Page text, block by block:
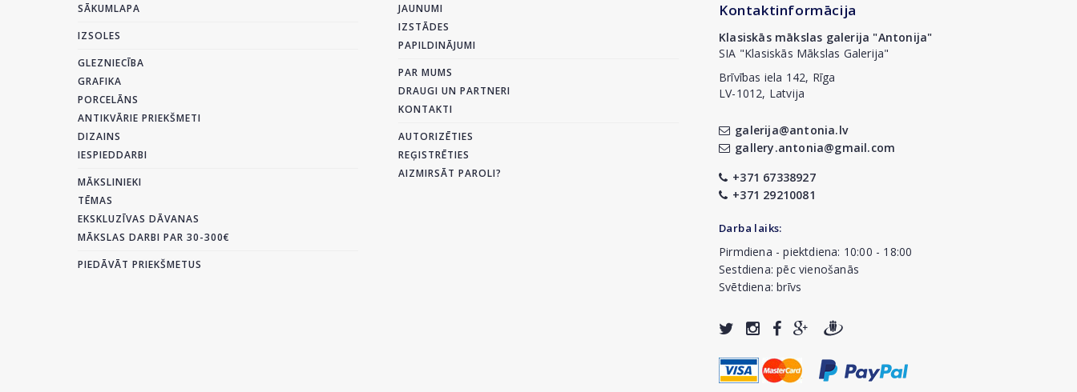
SĀKUMLAPA
IZSOLES
GLEZNIECĪBA
GRAFIKA
PORCELĀNS
ANTIKVĀRIE PRIEKŠMETI
DIZAINS
IESPIEDDARBI
MĀKSLINIEKI
TĒMAS
EKSKLUZĪVAS DĀVANAS
MĀKSLAS DARBI PAR 30-300€
PIEDĀVĀT PRIEKŠMETUS
JAUNUMI
IZSTĀDES
PAPILDINĀJUMI
PAR MUMS
DRAUGI UN PARTNERI
KONTAKTI
AUTORIZĒTIES
REĢISTRĒTIES
AIZMIRSĀT PAROLI?
Kontaktinformācija
Klasiskās mākslas galerija "Antonija"
SIA "Klasiskās Mākslas Galerija"
Brīvības iela 142, Rīga
LV-1012, Latvija
galerija@antonia.lv
gallery.antonia@gmail.com
+371 67338927
+371 29210081
Darba laiks:
Pirmdiena - piektdiena: 10:00 - 18:00
Sestdiena: pēc vienošanās
Svētdiena: brīvs